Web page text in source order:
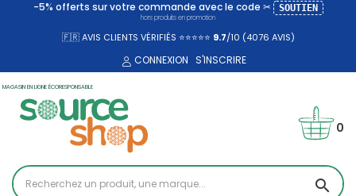
-5% offerts sur votre commande avec le code ✂ SOUTIEN
hors produits en promotion
🇫🇷 AVIS CLIENTS VÉRIFIÉS ⭐⭐⭐⭐⭐ 9.7/10 (4076 AVIS)
CONNEXION S'INSCRIRE
MAGASIN EN LIGNE ÉCORESPONSABLE
search
0